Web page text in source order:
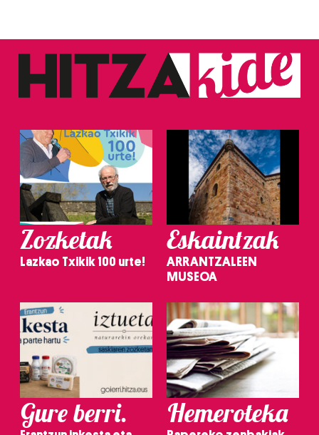
Zozketak
Lazkao Txikik 100 urte!
Eskaintzak
ARRANTZALEEN
MUSEOA
Gure berri. Hemeroteka